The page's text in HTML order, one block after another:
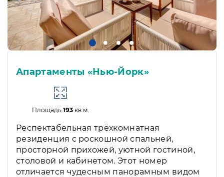
Апартаменты «Нью-Йорк»
Площадь 193кв.м.
Респектабельная трёхкомнатная
резиденция с роскошной спальней,
просторной прихожей, уютной гостиной,
столовой и кабинетом. Этот номер
отличается чудесным панорамным видом